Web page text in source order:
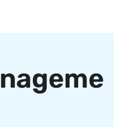
nageme